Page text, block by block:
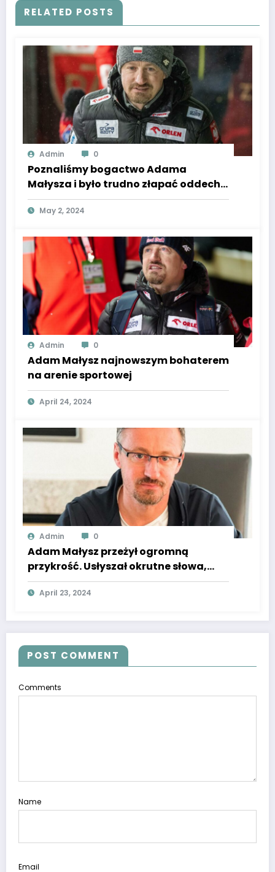
RELATED POSTS
Admin 0
Poznaliśmy bogactwo Adama
Małysza i było trudno złapać oddech.
Prawdziwa fortuna legendy.
May 2, 2024
Admin 0
Adam Małysz najnowszym bohaterem
na arenie sportowej
April 24, 2024
Admin 0
Adam Małysz przeżył ogromną
przykrość. Usłyszał okrutne słowa,
powiedział o wielkim bólu
April 23, 2024
POST COMMENT
Comments
Name
Email